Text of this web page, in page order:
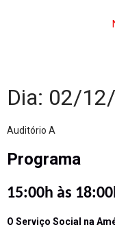
Dia: 02/
Auditório A
Programa
15:00h às
O Serviço Social na